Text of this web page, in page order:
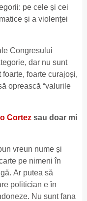
pe cele și cei
și a violenței
Congresului
dar nu sunt
foarte curajoși,
oprească “valurile
Cortezsau doar mi
vreun nume și
pe nimeni în
Ar putea să
politician e în
Nu sunt fana